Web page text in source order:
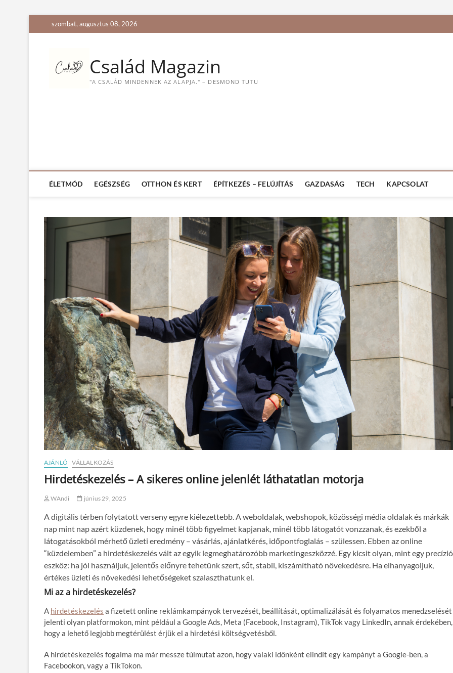
k
szombat, augusztus 08, 2026
Család Magazin
"A CSALÁD MINDENNEK AZ ALAPJA." – DESMOND TUTU
ÉLETMÓD EGÉSZSÉG OTTHON ÉS KERT ÉPÍTKEZÉS – FELÚJÍTÁS GAZDASÁG TECH KAPCSOLAT
AJÁNLÓ VÁLLALKOZÁS
Hirdetéskezelés – A sikeres online jelenlét láthatatlan motorja
WAndi június 29, 2025
A digitális térben folytatott verseny egyre kiélezettebb. A weboldalak, webshopok, közösségi média oldalak és márkák
nap mint nap azért küzdenek, hogy minél több figyelmet kapjanak, minél több látogatót vonzzanak, és ezekből a
látogatásokból mérhető üzleti eredmény – vásárlás, ajánlatkérés, időpontfoglalás – szülessen. Ebben az online
“küzdelemben” a hirdetéskezelés vált az egyik legmeghatározóbb marketingeszközzé. Egy kicsit olyan, mint egy
eszköz: ha jól használjuk, jelentős előnyre tehetünk szert, sőt, stabil, kiszámítható növekedésre. Ha elhanyagoljuk,
értékes üzleti és növekedési lehetőségeket szalaszthatunk el.
Mi az a hirdetéskezelés?
A hirdetéskezelés a fizetett online reklámkampányok tervezését, beállítását, optimalizálását és folyamatos menedzselését
jelenti olyan platformokon, mint például a Google Ads, Meta (Facebook, Instagram), TikTok vagy LinkedIn, annak érdekében,
hogy a lehető legjobb megtérülést érjük el a hirdetési költségvetésből.
A hirdetéskezelés fogalma ma már messze túlmutat azon, hogy valaki időnként elindít egy kampányt a Google-ben, a
Facebookon, vagy a TikTokon.